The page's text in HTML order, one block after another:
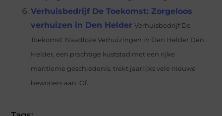
Verhuisbedrijf De Toekomst: Zorgeloos
verhuizen in Den Helder Verhuisbedrijf De
Toekomst: Naadloze Verhuizingen in Den Helder Den
Helder, een prachtige kuststad met een rijke
maritieme geschiedenis, trekt jaarlijks vele nieuwe
bewoners aan. Of...